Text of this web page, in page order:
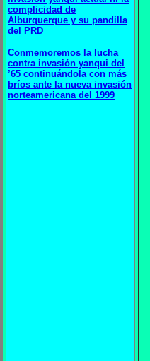
complicidad de
Alburquerque y su pandilla
del PRD
Conmemoremos la lucha
contra invasión yanqui del
’65 continuándola con más
bríos ante la nueva invasión
norteamericana del 1999